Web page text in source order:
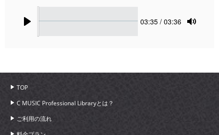
Current
03:35 / 03:36
TOP
C MUSIC Professional Libraryとは？
ご利用の流れ